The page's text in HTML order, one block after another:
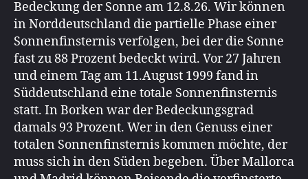
Bedeckung der Sonne am 12.8.26. Wir können
in Norddeutschland die partielle Phase einer
Sonnenfinsternis verfolgen, bei der die Sonne
fast zu 88 Prozent bedeckt wird. Vor 27 Jahren
und einem Tag am 11.August 1999 fand in
Süddeutschland eine totale Sonnenfinsternis
statt. In Borken war der Bedeckungsgrad
damals 93 Prozent. Wer in den Genuss einer
totalen Sonnenfinsternis kommen möchte, der
muss sich in den Süden begeben. Über Mallorca